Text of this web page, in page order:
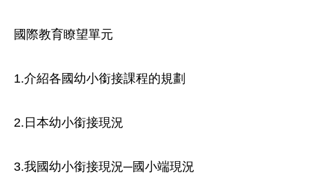
國際教育瞭望單元
1.介紹各國幼小銜接課程的規劃
2.日本幼小銜接現況
3.我國幼小銜接現況─國小端現況